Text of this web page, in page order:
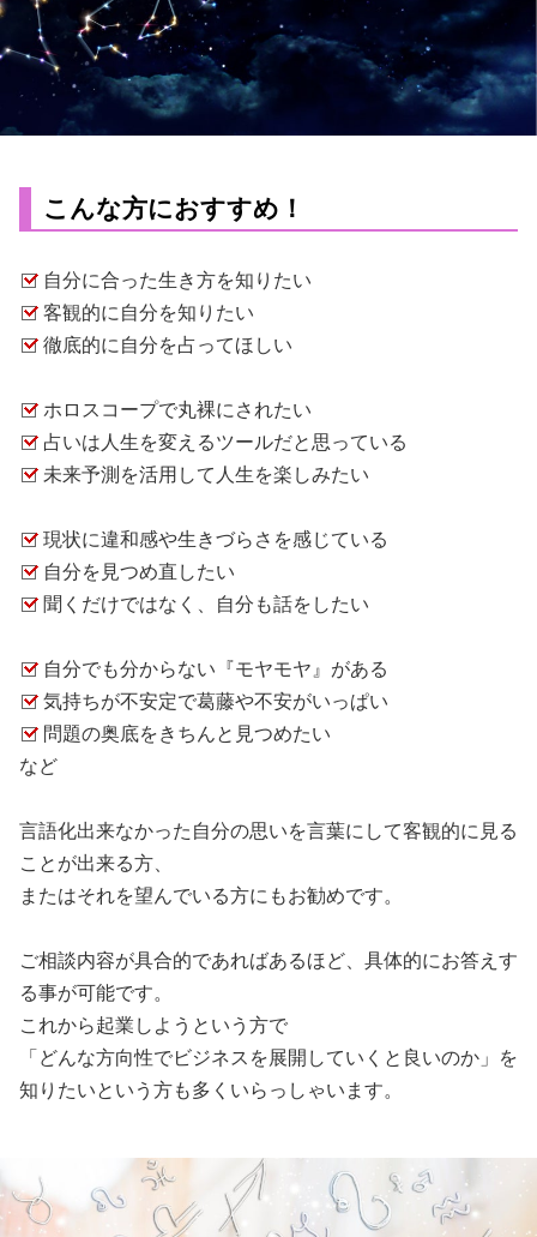
こんな方におすすめ！
自分に合った生き方を知りたい
客観的に自分を知りたい
徹底的に自分を占ってほしい
ホロスコープで丸裸にされたい
占いは人生を変えるツールだと思っている
未来予測を活用して人生を楽しみたい
現状に違和感や生きづらさを感じている
自分を見つめ直したい
聞くだけではなく、自分も話をしたい
自分でも分からない『モヤモヤ』がある
気持ちが不安定で葛藤や不安がいっぱい
問題の奥底をきちんと見つめたい
など
言語化出来なかった自分の思いを言葉にして客観的に見る
ことが出来る方、
またはそれを望んでいる方にもお勧めです。
ご相談内容が具合的であればあるほど、具体的にお答えす
る事が可能です。
これから起業しようという方で
「どんな方向性でビジネスを展開 していくと良いのか」を
知りたいという方も多くいらっしゃいます。